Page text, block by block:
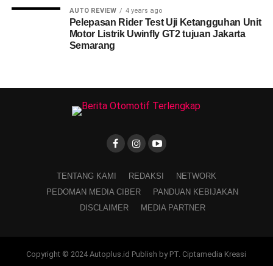
AUTO REVIEW 4 years ago
Pelepasan Rider Test Uji Ketangguhan Unit
Motor Listrik Uwinfly GT2 tujuan Jakarta
Semarang
TENTANG KAMI REDAKSI
NETWORK
PEDOMAN MEDIA CIBER
PANDUAN KEBIJAKAN
DISCLAIMER
MEDIA PARTNER
Copyright © 2024 Autoplus.id Publish by PT. Ciptamedia Kreasi